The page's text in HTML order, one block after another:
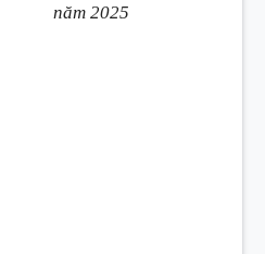
năm 2025